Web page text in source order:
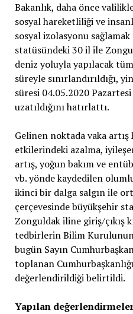
Bakanlık, daha önce
sosyal hareketliliği ve
sosyal izolasyonu sağlamak
statüsündeki 30 il ile
deniz yoluyla yapılacak
süreyle sınırlandırıldığı,
süresi 04.05.2020
uzatıldığını hatırlattı.
Gelinen noktada vaka artış
etkilerindeki azalma,
artış, yoğun bakım ve
vb. yönde kaydedilen
ikinci bir dalga salgın ile
çerçevesinde büyükşehir
Zonguldak iline giriş/çıkış
tedbirlerin Bilim
bugün Sayın
toplanan
değerlendirildiği belirtildi.
Yapılan